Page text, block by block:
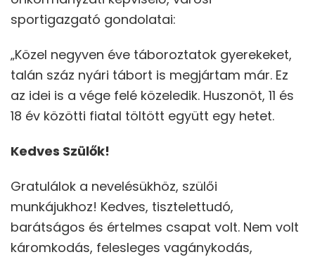
sportigazgató gondolatai:
„Közel negyven éve táboroztatok gyerekeket,
talán száz nyári tábort is megjártam már. Ez
az idei is a vége felé közeledik. Huszonöt, 11 és
18 év közötti fiatal töltött együtt egy hetet.
Kedves Szülők!
Gratulálok a nevelésükhöz, szülői
munkájukhoz! Kedves, tisztelettudó,
barátságos és értelmes csapat volt. Nem volt
káromkodás, felesleges vagánykodás,